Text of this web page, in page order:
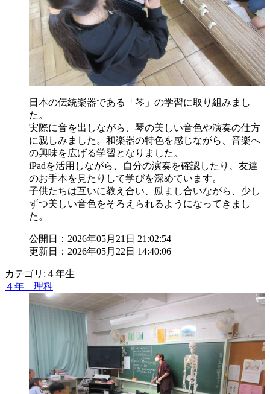
日本の伝統楽器である「琴」の学習に取り組みまし
た。
実際に音を出しながら、琴の美しい音色や演奏の仕方
に親しみました。和楽器の特色を感じながら、音楽へ
の興味を広げる学習となりました。
iPadを活用しながら、自分の演奏を確認したり、友達
のお手本を見たりして学びを深めています。
子供たちは互いに教え合い、励まし合いながら、少し
ずつ美しい音色をそろえられるようになってきまし
た。
公開日：2026年05月21日 21:02:54
更新日：2026年05月22日 14:40:06
カテゴリ:４年生
４年 理科